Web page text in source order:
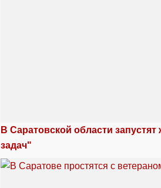
В Саратовской области
задач"